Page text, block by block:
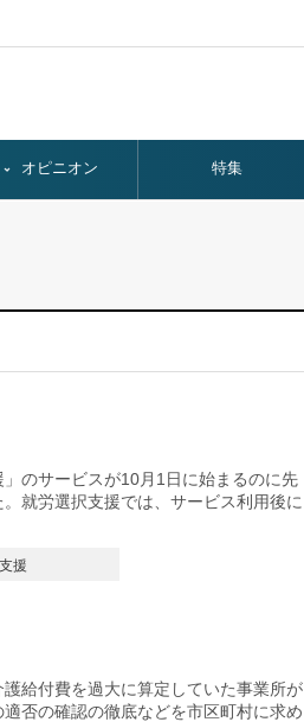
オピニオン 特集
のサービスが10月1日に始まるのに先
就労選択支援では、サービス利用後に
援
給付費を過大に算定していた事業所が
否の確認の徹底などを市区町村に求め